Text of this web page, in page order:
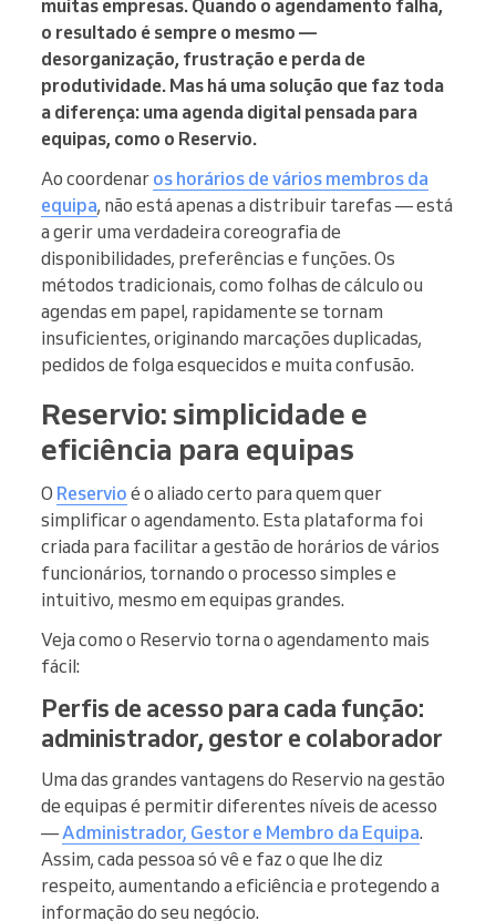
muitas empresas. Quando o agendamento falha,
o resultado é sempre o mesmo —
desorganização, frustração e perda de
produtividade. Mas há uma solução que faz toda
a diferença: uma agenda digital pensada para
equipas, como o Reservio.
Ao coordenar os horários de vários membros da
equipa, não está apenas a distribuir tarefas — está
a gerir uma verdadeira coreografia de
disponibilidades, preferências e funções. Os
métodos tradicionais, como folhas de cálculo ou
agendas em papel, rapidamente se tornam
insuficientes, originando marcações duplicadas,
pedidos de folga esquecidos e muita confusão.
Reservio: simplicidade e
eficiência para equipas
O Reservio é o aliado certo para quem quer
simplificar o agendamento. Esta plataforma foi
criada para facilitar a gestão de horários de vários
funcionários, tornando o processo simples e
intuitivo, mesmo em equipas grandes.
Veja como o Reservio torna o agendamento mais
fácil:
Perfis de acesso para cada função:
administrador, gestor e colaborador
Uma das grandes vantagens do Reservio na gestão
de equipas é permitir diferentes níveis de acesso
—Administrador, Gestor e Membro da Equipa.
Assim, cada pessoa só vê e faz o que lhe diz
respeito, aumentando a eficiência e protegendo a
informação do seu negócio.